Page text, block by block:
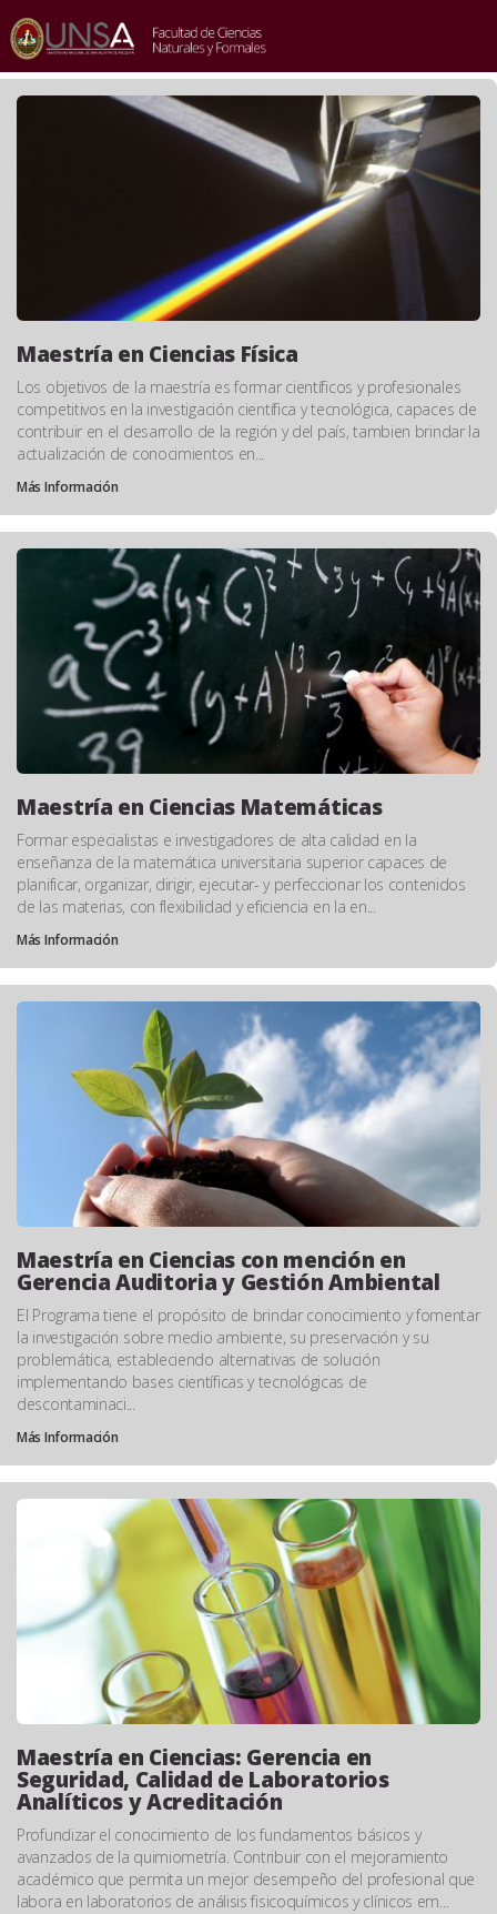
INICIO
Entradas
Maestría en Ciencias Física
Los objetivos de la maestría es formar científicos y profesionales
competitivos en la investigación científica y tecnológica, capaces de
contribuir en el desarrollo de la región y del país, tambien brindar la
actualización de conocimientos en...
Más Información
Maestría en Ciencias Matemáticas
Formar especialistas e investigadores de alta calidad en la
enseñanza de la matemática universitaria superior capaces de
planificar, organizar, dirigir, ejecutar- y perfeccionar los contenidos
de las materias, con flexibilidad y eficiencia en la en...
Más Información
Maestría en Ciencias con mención en
Gerencia Auditoria y Gestión Ambiental
El Programa tiene el propósito de brindar conocimiento y fomentar
la investigación sobre medio ambiente, su preservación y su
problemática, estableciendo alternativas de solución
implementando bases científicas y tecnológicas de
descontaminaci...
Más Información
Maestría en Ciencias: Gerencia en
Seguridad, Calidad de Laboratorios
Analíticos y Acreditación
Profundizar el conocimiento de los fundamentos básicos y
avanzados de la quimiometría. Contribuir con el mejoramiento
académico que permita un mejor desempeño del profesional que
labora en laboratorios de análisis fisicoquímicos y clínicos em...